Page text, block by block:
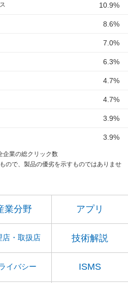
10.9%
8.6%
7.0%
6.3%
4.7%
4.7%
3.9%
3.9%
業の総クリック数
ので、製品の優劣を示すものではありませ
業分野 アプリ
店・取扱店 技術解説
イバシー ISMS